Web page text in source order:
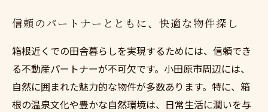
信頼のパートナーとともに、快適な物件探し
箱根近くでの田舎暮らしを実現するためには、信頼でき
る不動産パートナーが不可欠です。小田原市周辺には、
自然に囲まれた魅力的な物件が多数あります。特に、箱
根の温泉文化や豊かな自然環境は、日常生活に潤いを与